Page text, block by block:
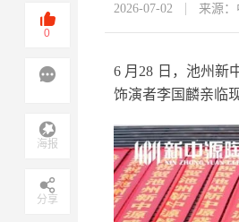
2026-07-02 来源：
6 月28 日，池州新
饰演者李国麟亲临
0
海报
分享